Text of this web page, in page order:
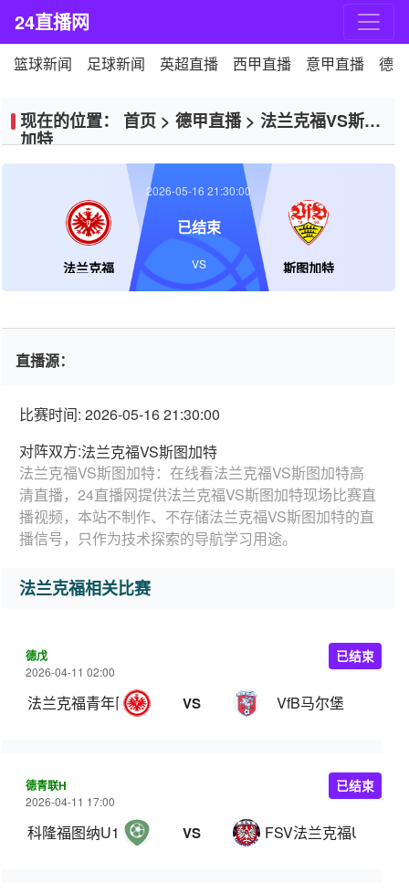
24直播网
篮球新闻 足球新闻 英超直播 西甲直播 意甲直播 德
现在的位置： 首页 > 德甲直播> 法兰克福VS斯图
加特
法兰克福 斯图加特
2026-05-16 21:30:00
已结束
VS
直播源：
比赛时间: 2026-05-16 21:30:00
对阵双方:法兰克福VS斯图加特
法兰克福VS斯图加特：在线看法兰克福VS斯图加特高
清直播，24直播网提供法兰克福VS斯图加特现场比赛直
播视频，本站不制作、不存储法兰克福VS斯图加特的直
播信号，只作为技术探索的导航学习用途。
法兰克福相关比赛
德戊
2026-04-11 02:00
法兰克福青年队 VS VfB马尔堡
已结束
德青联H
2026-04-11 17:00
科隆福图纳U19 VS FSV法兰克福U19
已结束